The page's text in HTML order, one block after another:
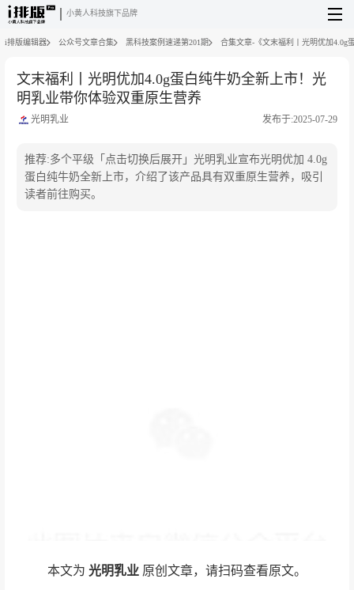
小黄人科技旗下品牌
i排版编辑器 公众号文章合集 黑科技案例速递第201期 合集文章-《文末福利丨光明优加4.0g
文末福利丨光明优加4.0g蛋白纯牛奶全新上市！光
明乳业带你体验双重原生营养
光明乳业 发布于:2025-07-29
推荐:多个平级「点击切换后展开」光明乳业宣布光明优加 4.0g
蛋白纯牛奶全新上市，介绍了该产品具有双重原生营养，吸引
读者前往购买。
本文为 光明乳业 原创文章，请扫码查看原文。